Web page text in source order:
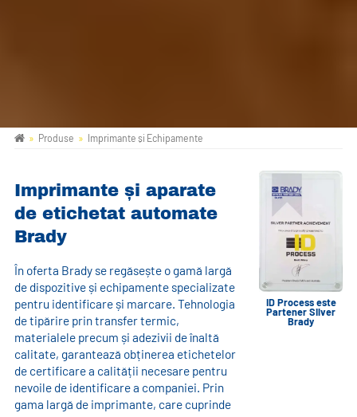
Produse Imprimante și Echipamente
Imprimante și aparate
de etichetat automate
Brady
În oferta Brady se regăsește o gamă largă
de dispozitive și echipamente specializate
pentru identificare și marcare. Tehnologia
de tipărire prin transfer termic,
materialele precum și adezivii de înaltă
calitate, garantează obținerea etichetelor
de certificare a calității necesare pentru
nevoile de identificare a companiei. Prin
gama largă de imprimante, care cuprinde
ID Process este
Partener Silver
Brady